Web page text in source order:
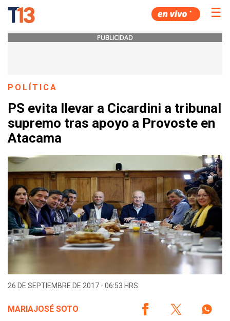
☰
PUBLICIDAD
POLÍTICA
PS evita llevar a Cicardini a tribunal
supremo tras apoyo a Provoste en
Atacama
26 DE SEPTIEMBRE DE 2017 - 06:53 HRS.
MARIAJOSÉ SOTO